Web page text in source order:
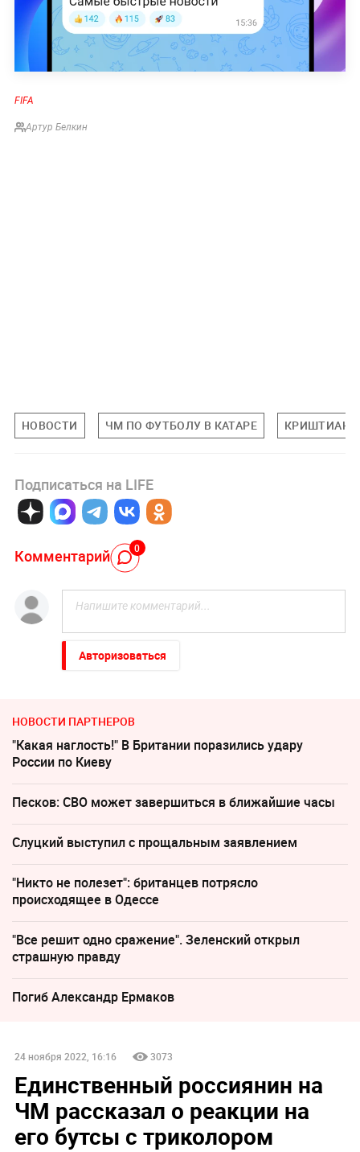
FIFA
Артур Белкин
НОВОСТИ ЧМ ПО ФУТБОЛУ В КАТАРЕ
Подписаться на LIFE
Комментарий 0
Авторизоваться
НОВОСТИ ПАРТНЕРОВ
"Какая наглость!" В Британии поразились удару
России по Киеву
Песков: СВО может завершиться в ближайшие часы
Слуцкий выступил с прощальным заявлением
"Никто не полезет": британцев потрясло
происходящее в Одессе
"Все решит одно сражение". Зеленский открыл
страшную правду
Погиб Александр Ермаков
24 ноября 2022, 16:16 3073
Единственный россиянин на
ЧМ рассказал о реакции на
его бутсы с триколором